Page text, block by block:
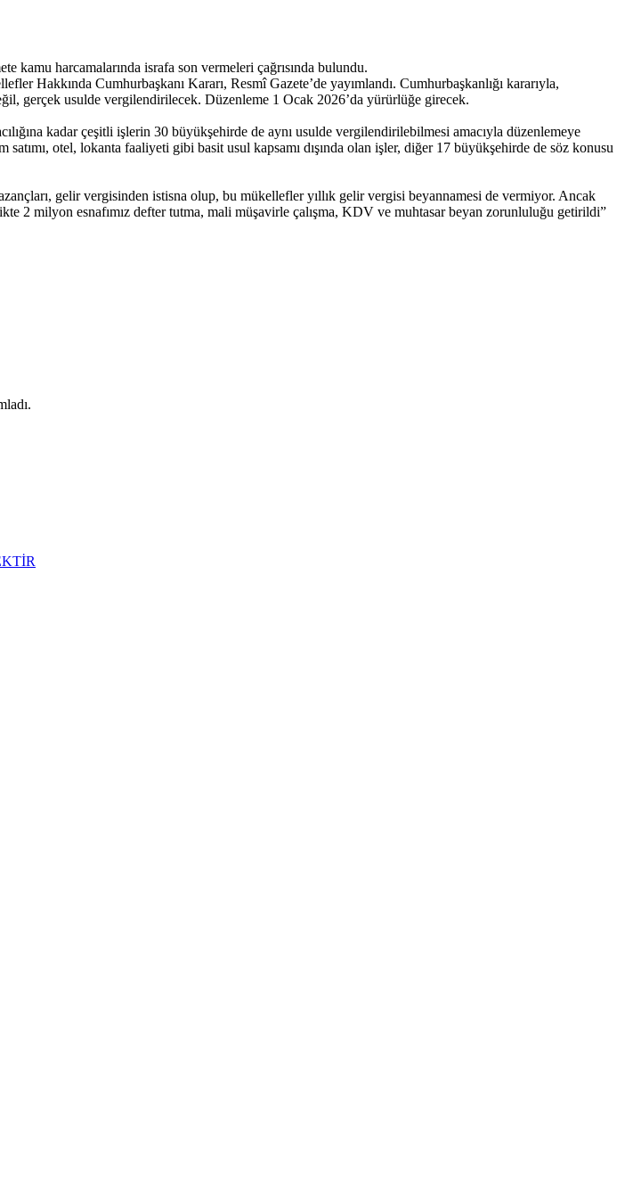
kamu harcamalarında israfa son vermeleri çağrısında bulundu.
Hakkında Cumhurbaşkanı Kararı, Resmî Gazete’de yayımlandı. Cumhurbaşkanlığı kararıyla,
gerçek usulde vergilendirilecek. Düzenleme 1 Ocak 2026’da yürürlüğe girecek.
kadar çeşitli işlerin 30 büyükşehirde de aynı usulde vergilendirilebilmesi amacıyla düzenlemeye
otel, lokanta faaliyeti gibi basit usul kapsamı dışında olan işler, diğer 17 büyükşehirde de söz konusu
gelir vergisinden istisna olup, bu mükellefler yıllık gelir vergisi beyannamesi de vermiyor. Ancak
2 milyon esnafımız defter tutma, mali müşavirle çalışma, KDV ve muhtasar beyan zorunluluğu getirildi”